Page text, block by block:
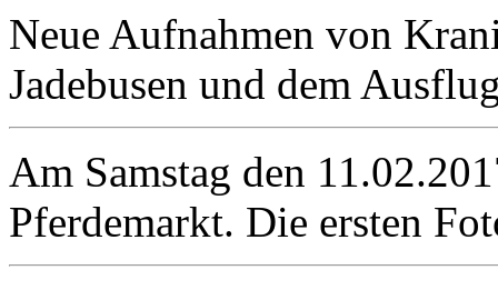
Neue Aufnahmen von
Jadebusen und dem
Am Samstag den
Pferdemarkt. Die ersten